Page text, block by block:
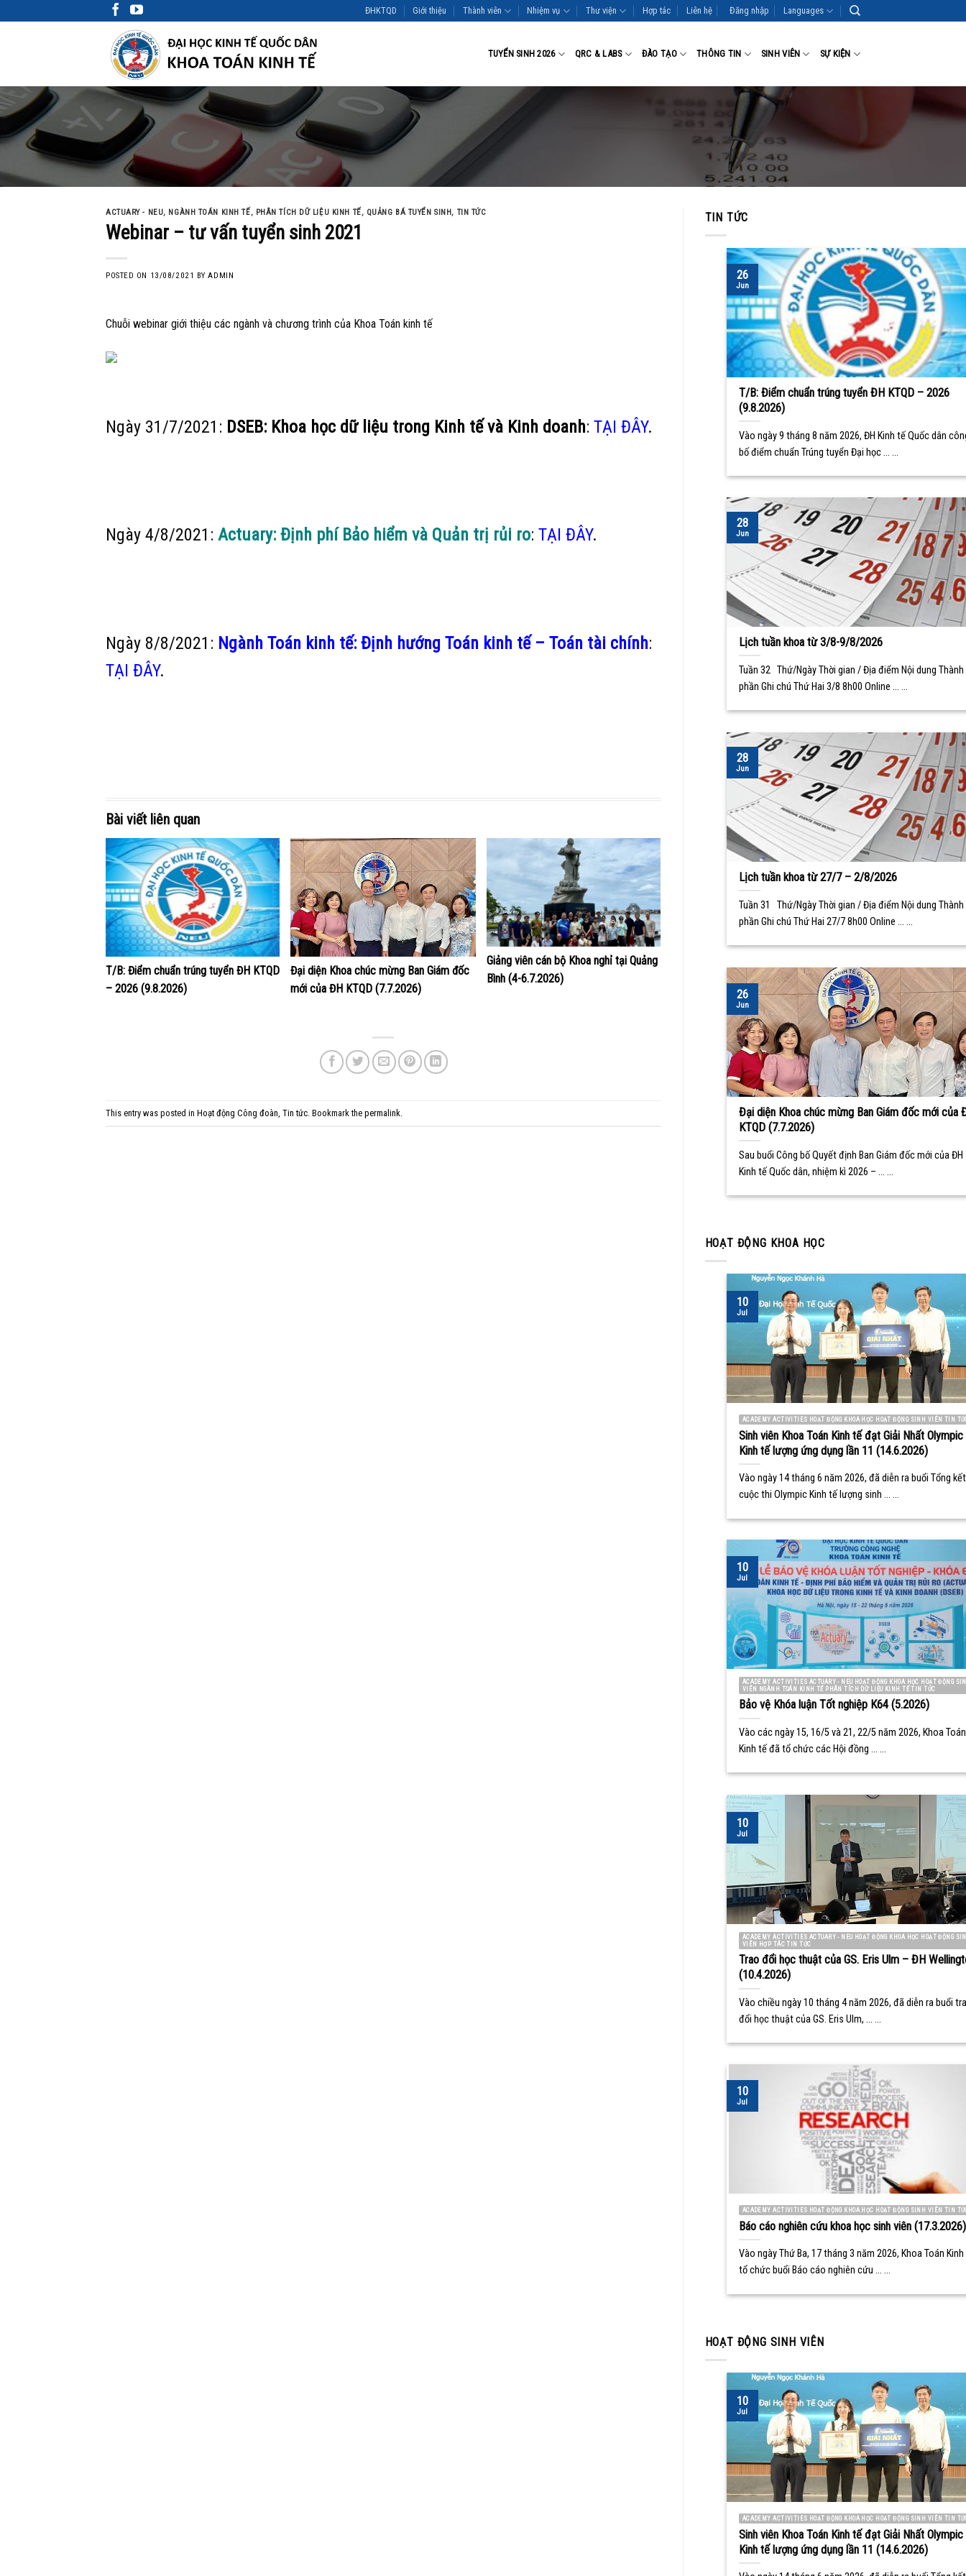
to
ĐHKTQD Giới thiệu Thành viên Nhiệm vụ Thư viện Hợp tác Liên hệ Đăng nhập Languages
TUYỂN SINH 2026 QRC & LABS ĐÀO TẠO THÔNG TIN SINH VIÊN SỰ KIỆN
ACTUARY - NEU, NGÀNH TOÁN KINH TẾ, PHÂN TÍCH DỮ LIỆU KINH TẾ, QUẢNG BÁ TUYỂN SINH, TIN TỨC
Webinar – tư vấn tuyển sinh 2021
POSTED ON 13/08/2021 BYADMIN
Chuỗi webinar giới thiệu các ngành và chương trình của Khoa Toán kinh tế
Ngày 31/7/2021: DSEB: Khoa học dữ liệu trong Kinh tế và Kinh doanh: TẠI ĐÂY.
Ngày 4/8/2021: Actuary: Định phí Bảo hiểm và Quản trị rủi ro: TẠI ĐÂY.
Ngày 8/8/2021: Ngành Toán kinh tế: Định hướng Toán kinh tế – Toán tài chính:
TẠI ĐÂY.
Bài viết liên quan
T/B: Điểm chuẩn trúng tuyển ĐH KTQD
– 2026 (9.8.2026)
Đại diện Khoa chúc mừng Ban Giám đốc
mới của ĐH KTQD (7.7.2026)
Giảng viên cán bộ Khoa nghỉ tại Quảng
Bình (4-6.7.2026)
This entry was posted in Hoạt động Công đoàn Tin tức . Bookmark the permalink
TIN TỨC
T/B: Điểm chuẩn trúng tuyển ĐH KTQD – 2026
(9.8.2026)
Vào ngày 9 tháng 8 năm 2026, ĐH Kinh tế Quốc dân
bố điểm chuẩn Trúng tuyển Đại học ... ...
26
Jun
Lịch tuần khoa từ 3/8-9/8/2026
Tuần 32 Thứ/Ngày Thời gian / Địa điểm Nội dung Thành
phần Ghi chú Thứ Hai 3/8 8h00 Online ... ...
28
Jun
Lịch tuần khoa từ 27/7 – 2/8/2026
Tuần 31 Thứ/Ngày Thời gian / Địa điểm Nội dung Thành
phần Ghi chú Thứ Hai 27/7 8h00 Online ... ...
28
Jun
Đại diện Khoa chúc mừng Ban Giám đốc mới của
KTQD (7.7.2026)
Sau buổi Công bố Quyết định Ban Giám đốc mới của ĐH
Kinh tế Quốc dân, nhiệm kì 2026 – ... ...
26
Jun
HOẠT ĐỘNG KHOA HỌC
ACADEMY ACTIVITIES HOẠT ĐỘNG KHOA HỌC HOẠT ĐỘNG SINH VIÊN TIN
Sinh viên Khoa Toán Kinh tế đạt Giải Nhất Olympic
Kinh tế lượng ứng dụng lần 11 (14.6.2026)
Vào ngày 14 tháng 6 năm 2026, đã diễn ra buổi Tổng kết
cuộc thi Olympic Kinh tế lượng sinh ... ...
10
Jul
ACADEMY ACTIVITIES ACTUARY - NEU HOẠT ĐỘNG KHOA HỌC HOẠT ĐỘNG
VIÊN NGÀNH TOÁN KINH TẾ PHÂN TÍCH DỮ LIỆU KINH TẾ TIN TỨC
Bảo vệ Khóa luận Tốt nghiệp K64 (5.2026)
Vào các ngày 15, 16/5 và 21, 22/5 năm 2026, Khoa Toán
Kinh tế đã tổ chức các Hội đồng ... ...
10
Jul
ACADEMY ACTIVITIES ACTUARY - NEU HOẠT ĐỘNG KHOA HỌC HOẠT ĐỘNG
VIÊN HỢP TÁC TIN TỨC
Trao đổi học thuật của GS. Eris Ulm – ĐH
(10.4.2026)
Vào chiều ngày 10 tháng 4 năm 2026, đã diễn ra buổi
đổi học thuật của GS. Eris Ulm, ... ...
10
Jul
ACADEMY ACTIVITIES HOẠT ĐỘNG KHOA HỌC HOẠT ĐỘNG SINH VIÊN TIN
Báo cáo nghiên cứu khoa học sinh viên (17.3.2026)
Vào ngày Thứ Ba, 17 tháng 3 năm 2026, Khoa Toán
tổ chức buổi Báo cáo nghiên cứu ... ...
10
Jul
HOẠT ĐỘNG SINH VIÊN
ACADEMY ACTIVITIES HOẠT ĐỘNG KHOA HỌC HOẠT ĐỘNG SINH VIÊN TIN
Sinh viên Khoa Toán Kinh tế đạt Giải Nhất Olympic
Kinh tế lượng ứng dụng lần 11 (14.6.2026)
10
Jul